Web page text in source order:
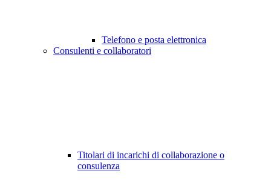
Telefono e posta elettronica
Consulenti e collaboratori
Titolari di incarichi di collaborazione o
consulenza